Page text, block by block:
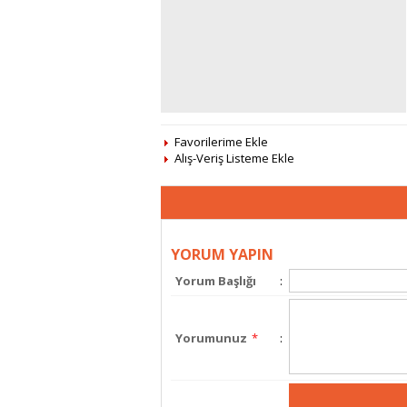
Favorilerime Ekle
Alış-Veriş Listeme Ekle
YORUM YAPIN
Yorum Başlığı :
Yorumunuz * :